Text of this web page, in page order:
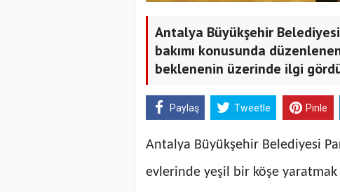
Antalya Büyükşehir
bakımı konusunda
beklenenin üzerinde ilgi
Paylaş Tweetle Pinle
Antalya Büyükşehir Belediyesi
evlerinde yeşil bir köşe